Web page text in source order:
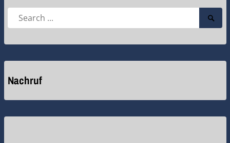
Search
Nachruf